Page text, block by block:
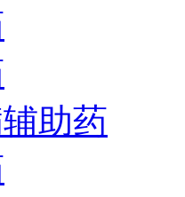
助药